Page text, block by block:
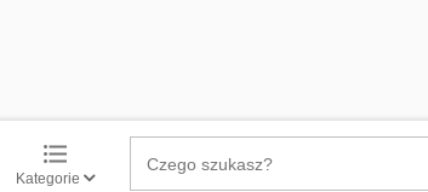
Kategorie